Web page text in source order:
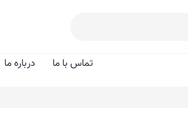
تماس با ما درباره ما